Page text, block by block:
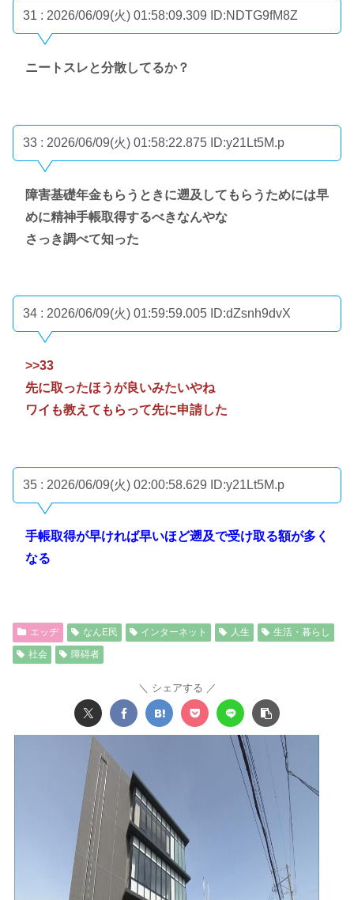
31 : 2026/06/09(火) 01:58:09.309 ID:NDTG9fM8Z
ニートスレと分散してるか？
33 : 2026/06/09(火) 01:58:22.875 ID:y21Lt5M.p
障害基礎年金もらうときに遡及してもらうためには早
めに精神手帳取得するべきなんやな
さっき調べて知った
34 : 2026/06/09(火) 01:59:59.005 ID:dZsnh9dvX
>>33
先に取ったほうが良いみたいやね
ワイも教えてもらって先に申請した
35 : 2026/06/09(火) 02:00:58.629 ID:y21Lt5M.p
手帳取得が早ければ早いほど遡及で受け取る額が多く
なる
エッヂ なんE民 インターネット 人生
生活・暮らし
社会
障碍者
シェアする